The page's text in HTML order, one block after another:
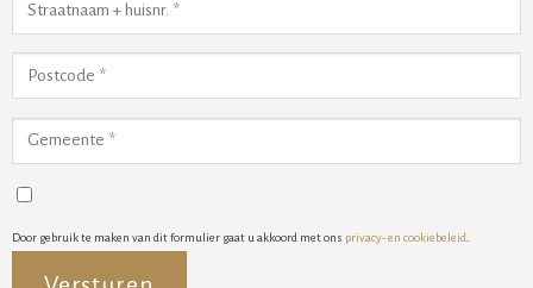
Door gebruik te maken van dit formulier gaat u akkoord met ons privacy- en cookiebeleid